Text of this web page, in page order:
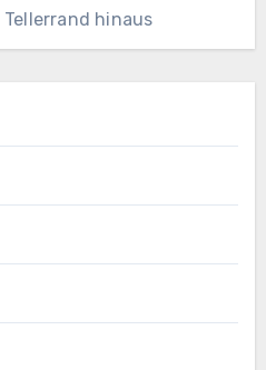
hinaus